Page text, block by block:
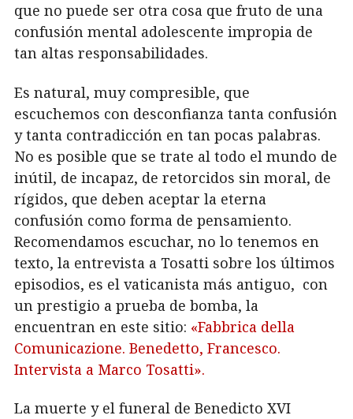
que no puede ser otra cosa que fruto de una
confusión mental adolescente impropia de
tan altas responsabilidades.
Es natural, muy compresible, que
escuchemos con desconfianza tanta confusión
y tanta contradicción en tan pocas palabras.
No es posible que se trate al todo el mundo de
inútil, de incapaz, de retorcidos sin moral, de
rígidos, que deben aceptar la eterna
confusión como forma de pensamiento.
Recomendamos escuchar, no lo tenemos en
texto, la entrevista a Tosatti sobre los últimos
episodios, es el vaticanista más antiguo, con
un prestigio a prueba de bomba, la
encuentran en este sitio: «Fabbrica della
Comunicazione. Benedetto, Francesco.
Intervista a Marco Tosatti».
La muerte y el funeral de Benedicto XVI